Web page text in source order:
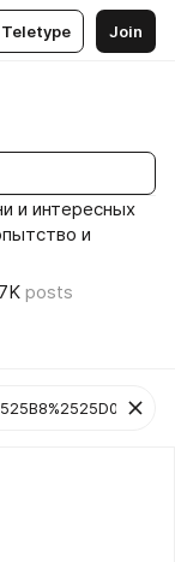
Join
и интересных
и
posts